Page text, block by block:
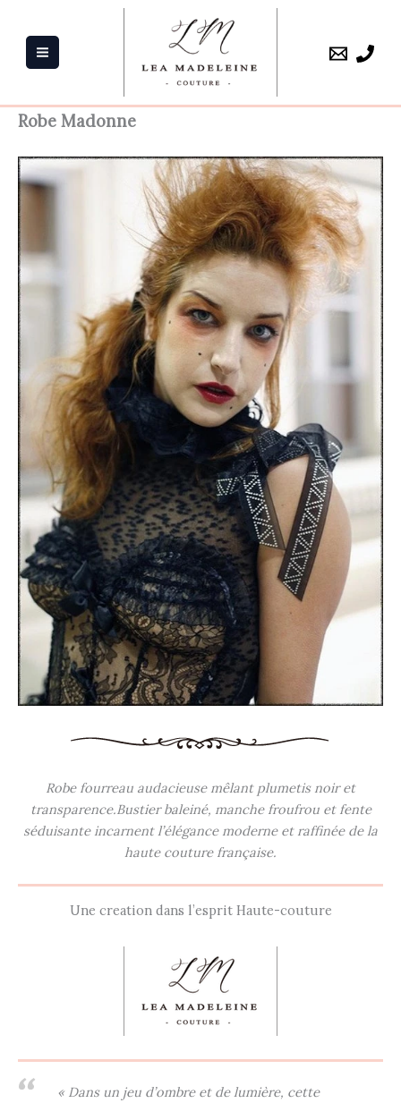
contenu
Robe Madonne
Robe fourreau audacieuse mêlant plumetis noir et
transparence.Bustier baleiné, manche froufrou et fente
séduisante incarnent l’élégance moderne et raffinée de la
haute couture française.
Une creation dans l’esprit Haute-couture
« Dans un jeu d’ombre et de lumière, cette